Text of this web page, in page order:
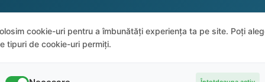
Seafood Shanty
cookie-uri pentru a îmbunătăți experiența ta pe site. Poți
tipuri de cookie-uri permiți.